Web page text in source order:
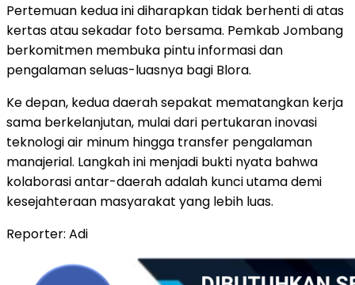
Pertemuan kedua ini diharapkan tidak berhenti di atas
kertas atau sekadar foto bersama. Pemkab Jombang
berkomitmen membuka pintu informasi dan
pengalaman seluas-luasnya bagi Blora.
Ke depan, kedua daerah sepakat mematangkan kerja
sama berkelanjutan, mulai dari pertukaran inovasi
teknologi air minum hingga transfer pengalaman
manajerial. Langkah ini menjadi bukti nyata bahwa
kolaborasi antar-daerah adalah kunci utama demi
kesejahteraan masyarakat yang lebih luas.
Reporter: Adi